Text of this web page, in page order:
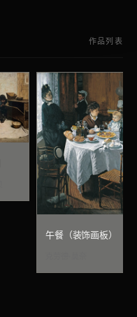
作品列表
午餐（装饰画板）